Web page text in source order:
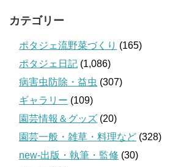
カテゴリー
ポタジェ流野菜づくり (165)
ポタジェ日記 (1,086)
病害虫防除・益虫 (307)
ギャラリー (109)
園芸情報＆グッズ (20)
園芸一般・雑草・料理など (328)
new-出版・執筆・監修 (30)